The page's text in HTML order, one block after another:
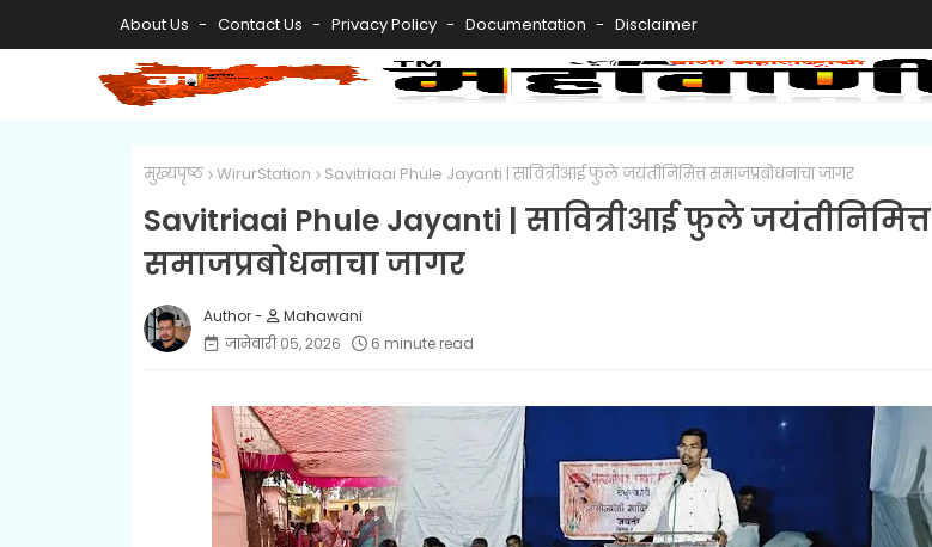
About Us Contact Us Privacy Policy Documentation Disclaimer
मुख्यपृष्ठ WirurStation Savitriaai Phule Jayanti | सावित्रीआई फुले जयंतीनिमित्त समाजप्रबोधनाचा जागर
Savitriaai Phule Jayanti | सावित्रीआई फुले जयंतीनिमित्त
समाजप्रबोधनाचा जागर
Mahawani
जानेवारी ०५, २०२६
6 minute read